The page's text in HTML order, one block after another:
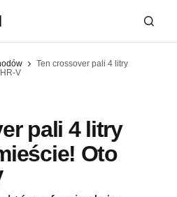
Ten crossover pali 4 litry
V
pali 4 litry
Oto